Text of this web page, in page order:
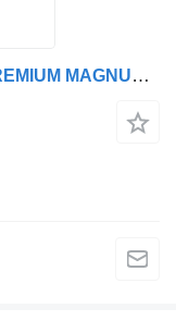
Renault WHEEL HUB VOLVO FH PREMIUM MAGNUM DXI TYLNA buje de rueda para Renault VOLVO cabeza tractora